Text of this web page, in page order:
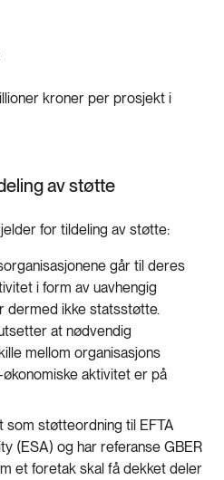
kroner per prosjekt i
av støtte
for tildeling av støtte:
går til deres
i form av uavhengig
dermed ikke statsstøtte.
at nødvendig
mellom organisasjons
aktivitet er på
som støtteordning til EFTA
(ESA) og har referanse GBER
et foretak skal få dekket deler